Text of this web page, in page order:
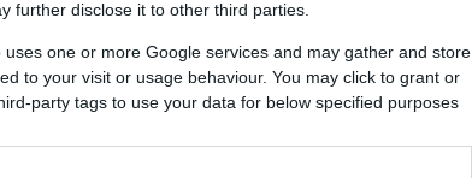
further disclose it to other third parties.
one or more Google services and may gather and store
to your visit or usage behaviour. You may click to grant or
party tags to use your data for below specified purposes